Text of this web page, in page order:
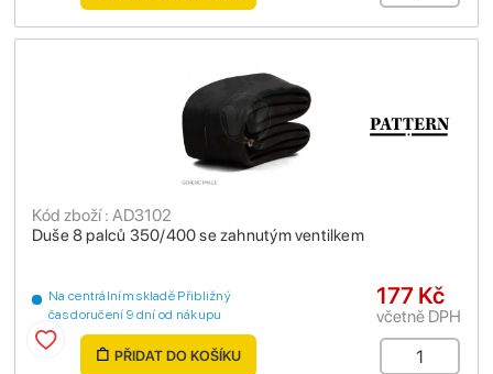
Duše 8 palců 350/400 se zahnutým ventilkem
Kód zboží : AD3102
Na centrálním skladě Přibližný
čas doručení 9 dní od nákupu
177 Kč
včetně DPH
PŘIDAT DO KOŠÍKU